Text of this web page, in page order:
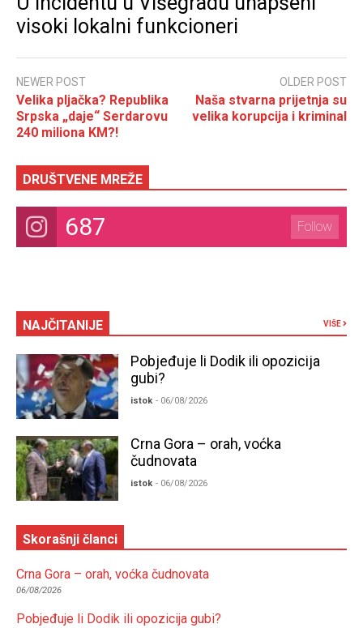
visoki lokalni funkcioneri
NEWER POST
Velika pljačka? Republika
Srpska „daje“ Serdarovu
240 miliona KM?!
OLDER POST
Naša stvarna prijetnja su
velika korupcija i kriminal
DRUŠTVENE MREŽE
687 Follow
NAJČITANIJE VIŠE
Pobjeđuje li Dodik ili opozicija
gubi?
istok - 06/08/2026
Crna Gora – orah, voćka
čudnovata
istok - 06/08/2026
Skorašnji članci
Crna Gora – orah, voćka čudnovata
06/08/2026
Pobjeđuje li Dodik ili opozicija gubi?